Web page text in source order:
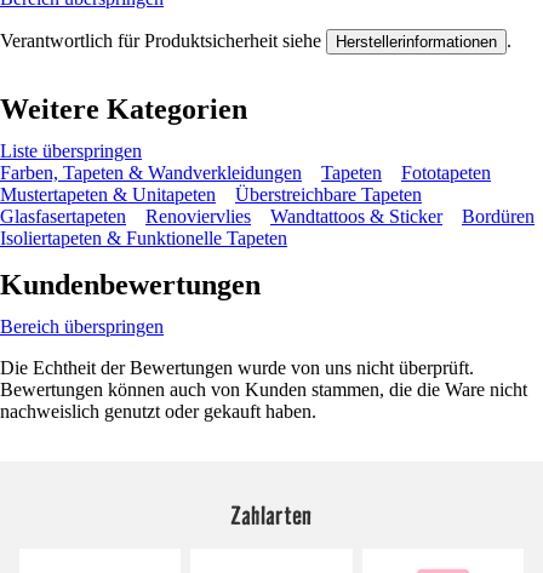
Verantwortlich für Produktsicherheit siehe Herstellerinformationen .
Weitere Kategorien
Liste überspringen
Farben, Tapeten & Wandverkleidungen
Tapeten
Fototapeten
Mustertapeten & Unitapeten
Überstreichbare Tapeten
Glasfasertapeten
Renoviervlies Wandtattoos & Sticker
Bordüren
Isoliertapeten & Funktionelle Tapeten
Kundenbewertungen
Bereich überspringen
Die Echtheit der Bewertungen wurde von uns nicht überprüft.
Bewertungen können auch von Kunden stammen, die die Ware nicht
nachweislich genutzt oder gekauft haben.
Zahlarten